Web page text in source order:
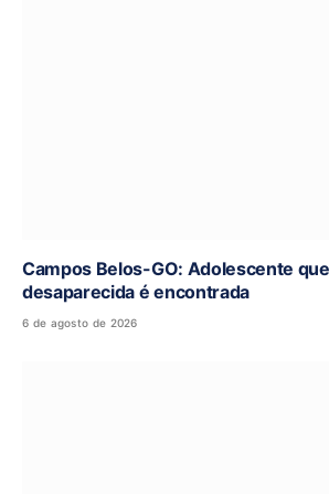
Campos Belos-GO: Adolescente
desaparecida é encontrada
6 de agosto de 2026